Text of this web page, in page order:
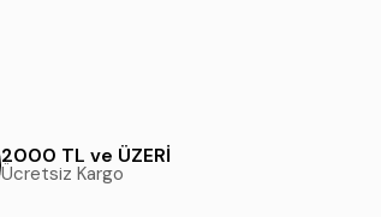
2000 TL ve ÜZERİ
Ücretsiz Kargo